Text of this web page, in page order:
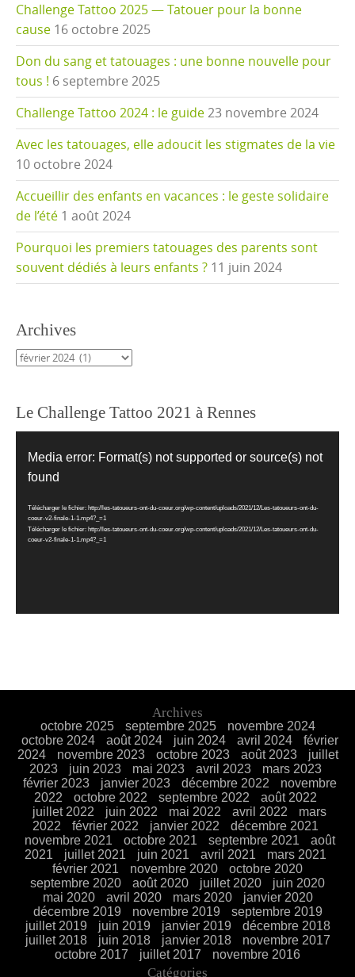
Challenge Tattoo 2025 — Tatouer pour la bonne
cause 16 octobre 2025
Don du sang et tatouages : une bonne nouvelle pour
tous ! 6 septembre 2025
Challenge Tattoo 2024 : le guide23 novembre 2024
Avec les tatouages, elle adoucit les stigmates de la vie
10 octobre 2024
Accueillir des enfants en vacances : le geste solidaire
de l’été 1 août 2024
Pourquoi les premiers tatouages des parents sont
souvent dédiés à leurs enfants ? 11 juin 2024
Archives
Archives
Le Challenge Tattoo 2021 à Rennes
vidéo
Media error: Format(s) not supported or source(s) not
found
Télécharger le fichier: http://les-tatoueurs-ont-du-coeur.org/wp-content/uploads/2021/12/Les-tatoueurs-ont-du-
coeur-v2-finale-1-1.mp4?_=1
Télécharger le fichier: http://les-tatoueurs-ont-du-coeur.org/wp-content/uploads/2021/12/Les-tatoueurs-ont-du-
coeur-v2-finale-1-1.mp4?_=1
Archives
octobre 2025 septembre 2025
novembre 2024
octobre 2024
août 2024 juin 2024 avril 2024
février
2024
novembre 2023 octobre 2023 août 2023
juillet
2023
juin 2023 mai 2023 avril 2023
mars 2023
février 2023
janvier 2023 décembre 2022
novembre
2022
octobre 2022 septembre 2022
août 2022
juillet 2022
juin 2022 mai 2022 avril 2022
mars
2022
février 2022 janvier 2022
décembre 2021
novembre 2021
octobre 2021 septembre 2021
août
2021
juillet 2021 juin 2021 avril 2021
mars 2021
février 2021
novembre 2020
octobre 2020
septembre 2020
août 2020 juillet 2020
juin 2020
mai 2020
avril 2020 mars 2020
janvier 2020
décembre 2019
novembre 2019
septembre 2019
juillet 2019
juin 2019 janvier 2019
décembre 2018
juillet 2018
juin 2018 janvier 2018
novembre 2017
octobre 2017
juillet 2017 novembre 2016
Catégories